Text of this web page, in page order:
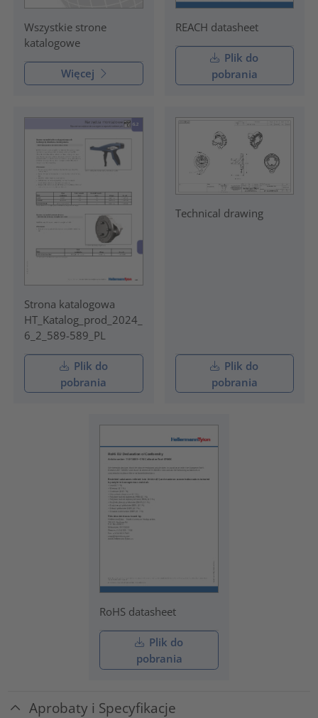
Wszystkie strone
katalogowe
Więcej
REACH datasheet
Plik do
pobrania
Strona katalogowa
HT_Katalog_prod_2024_
6_2_589-589_PL
Plik do
pobrania
Technical drawing
Plik do
pobrania
RoHS datasheet
Plik do
pobrania
Aprobaty i Specyfikacje